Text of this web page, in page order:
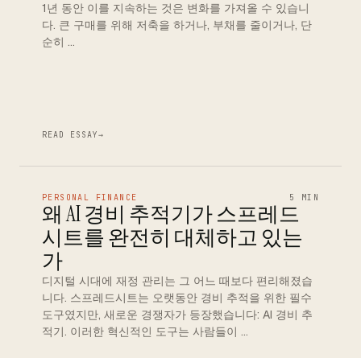
1년 동안 이를 지속하는 것은 변화를 가져올 수 있습니
다. 큰 구매를 위해 저축을 하거나, 부채를 줄이거나, 단
순히 …
READ ESSAY→
PERSONAL FINANCE 5 MIN
왜 AI 경비 추적기가 스프레드
시트를 완전히 대체하고 있는
가
디지털 시대에 재정 관리는 그 어느 때보다 편리해졌습
니다. 스프레드시트는 오랫동안 경비 추적을 위한 필수
도구였지만, 새로운 경쟁자가 등장했습니다: AI 경비 추
적기. 이러한 혁신적인 도구는 사람들이 …